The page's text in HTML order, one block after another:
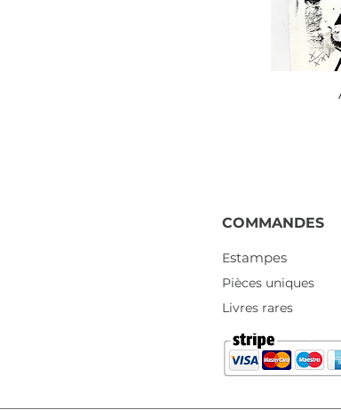
COMMANDES
Estampes
Pièces uniques
Livres rares